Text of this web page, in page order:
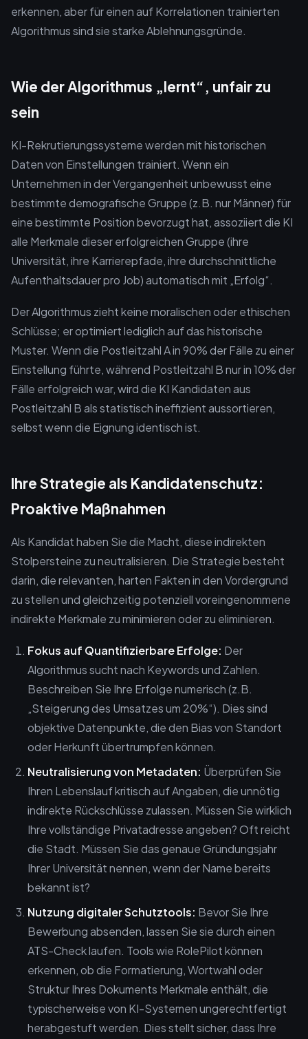
erkennen, aber für einen auf Korrelationen trainierten
Algorithmus sind sie starke Ablehnungsgründe.
Wie der Algorithmus „lernt“, unfair zu
sein
KI-Rekrutierungssysteme werden mit historischen
Daten von Einstellungen trainiert. Wenn ein
Unternehmen in der Vergangenheit unbewusst eine
bestimmte demografische Gruppe (z.B. nur Männer) für
eine bestimmte Position bevorzugt hat, assoziiert die KI
alle Merkmale dieser erfolgreichen Gruppe (ihre
Universität, ihre Karrierepfade, ihre durchschnittliche
Aufenthaltsdauer pro Job) automatisch mit „Erfolg“.
Der Algorithmus zieht keine moralischen oder ethischen
Schlüsse; er optimiert lediglich auf das historische
Muster. Wenn die Postleitzahl A in 90% der Fälle zu einer
Einstellung führte, während Postleitzahl B nur in 10% der
Fälle erfolgreich war, wird die KI Kandidaten aus
Postleitzahl B als statistisch ineffizient aussortieren,
selbst wenn die Eignung identisch ist.
Ihre Strategie als Kandidatenschutz:
Proaktive Maßnahmen
Als Kandidat haben Sie die Macht, diese indirekten
Stolpersteine zu neutralisieren. Die Strategie besteht
darin, die relevanten, harten Fakten in den Vordergrund
zu stellen und gleichzeitig potenziell voreingenommene
indirekte Merkmale zu minimieren oder zu eliminieren.
Fokus auf Quantifizierbare Erfolge: Der
Algorithmus sucht nach Keywords und Zahlen.
Beschreiben Sie Ihre Erfolge numerisch (z.B.
„Steigerung des Umsatzes um 20%“). Dies sind
objektive Datenpunkte, die den Bias von Standort
oder Herkunft übertrumpfen können.
Neutralisierung von Metadaten: Überprüfen Sie
Ihren Lebenslauf kritisch auf Angaben, die unnötig
indirekte Rückschlüsse zulassen. Müssen Sie wirklich
Ihre vollständige Privatadresse angeben? Oft reicht
die Stadt. Müssen Sie das genaue Gründungsjahr
Ihrer Universität nennen, wenn der Name bereits
bekannt ist?
Nutzung digitaler Schutztools: Bevor Sie Ihre
Bewerbung absenden, lassen Sie sie durch einen
ATS-Check laufen. Tools wie RolePilot können
erkennen, ob die Formatierung, Wortwahl oder
Struktur Ihres Dokuments Merkmale enthält, die
typischerweise von KI-Systemen ungerechtfertigt
herabgestuft werden. Dies stellt sicher, dass Ihre